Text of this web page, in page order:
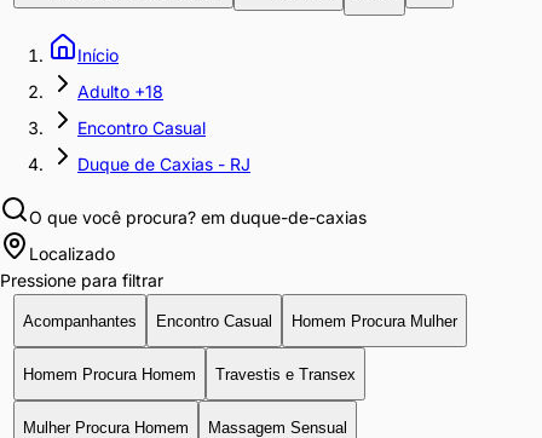
Início
Adulto +18
Encontro Casual
Duque de Caxias - RJ
O que você procura? em duque-de-caxias
Localizado
Pressione para filtrar
Acompanhantes Encontro Casual Homem Procura Mulher
Homem Procura Homem Travestis e Transex
Mulher Procura Homem Massagem Sensual